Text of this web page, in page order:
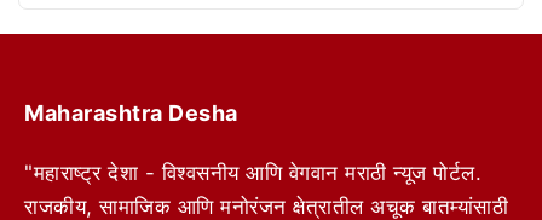
Maharashtra Desha
"महाराष्ट्र देशा - विश्वसनीय आणि वेगवान मराठी न्यूज पोर्टल.
राजकीय, सामाजिक आणि मनोरंजन क्षेत्रातील अचूक बातम्यांसाठी